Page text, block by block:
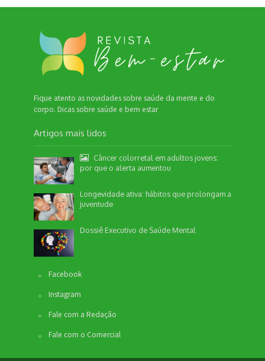
Fique atento as novidades sobre saúde da mente e do
corpo. Dicas sobre saúde e bem estar
Artigos mais lidos
Câncer colorretal em adultos jovens:
por que o alerta aumentou
Longevidade ativa: hábitos que prolongam a
juventude
Dossiê Executivo de Saúde Mental
Facebook
Instagram
Fale com a Redação
Fale com o Comercial